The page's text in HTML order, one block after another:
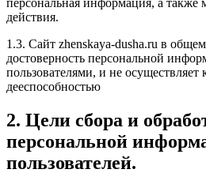
действия.
1.3. Сайт zhenskaya-dusha.ru в
достоверность персональной
пользователями, и не осуществляет
дееспособностью
2. Цели сбора и
персональной
пользователей.